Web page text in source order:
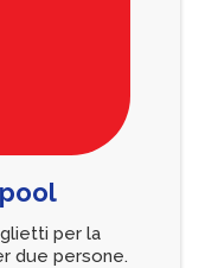
per la
due persone.